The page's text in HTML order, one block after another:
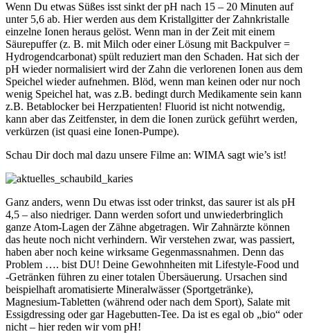
Wenn Du etwas Süßes isst sinkt der pH nach 15 – 20 Minuten auf
unter 5,6 ab. Hier werden aus dem Kristallgitter der Zahnkristalle
einzelne Ionen heraus gelöst. Wenn man in der Zeit mit einem
Säurepuffer (z. B. mit Milch oder einer Lösung mit Backpulver =
Hydrogendcarbonat) spült reduziert man den Schaden. Hat sich der
pH wieder normalisiert wird der Zahn die verlorenen Ionen aus dem
Speichel wieder aufnehmen. Blöd, wenn man keinen oder nur noch
wenig Speichel hat, was z.B. bedingt durch Medikamente sein kann
z.B. Betablocker bei Herzpatienten! Fluorid ist nicht notwendig,
kann aber das Zeitfenster, in dem die Ionen zurück geführt werden,
verkürzen (ist quasi eine Ionen-Pumpe).
Schau Dir doch mal dazu unsere Filme an: WIMA sagt wie’s ist!
Ganz anders, wenn Du etwas isst oder trinkst, das saurer ist als pH
4,5 – also niedriger. Dann werden sofort und unwiederbringlich
ganze Atom-Lagen der Zähne abgetragen. Wir Zahnärzte können
das heute noch nicht verhindern. Wir verstehen zwar, was passiert,
haben aber noch keine wirksame Gegenmassnahmen. Denn das
Problem …. bist DU! Deine Gewohnheiten mit Lifestyle-Food und
-Getränken führen zu einer totalen Übersäuerung. Ursachen sind
beispielhaft aromatisierte Mineralwässer (Sportgetränke),
Magnesium-Tabletten (während oder nach dem Sport), Salate mit
Essigdressing oder gar Hagebutten-Tee. Da ist es egal ob „bio“ oder
nicht – hier reden wir vom pH!